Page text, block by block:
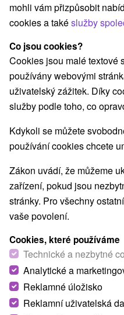
Všechny kategorie
Wellness pobyty(1)
Pobyty pro seniory
Vyberte lokalitu
Nejprodávanější
Obce a města
pro dva Smrdáky(3)
TIP
mohli vám přizpůsobit
cookies a takéslužby
Co jsou cookies?
Cookies jsou malé textové
používány webovými
uživatelský zážitek. Díky
služby podle toho, co
Kdykoli se můžete
používání cookies chcete
Zákon uvádí, že můžeme
zařízení, pokud jsou
stránky. Pro všechny
vaše povolení.
Cookies, které používáme
Technické a nezbytné
Analytické a
Reklamné úložisko
Reklamní uživatelská